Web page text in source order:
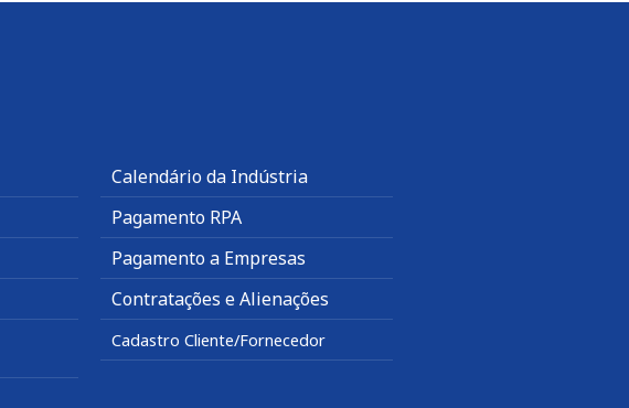
Calendário da Indústria
Pagamento RPA
Pagamento a Empresas
Contratações e Alienações
Cadastro Cliente/Fornecedor